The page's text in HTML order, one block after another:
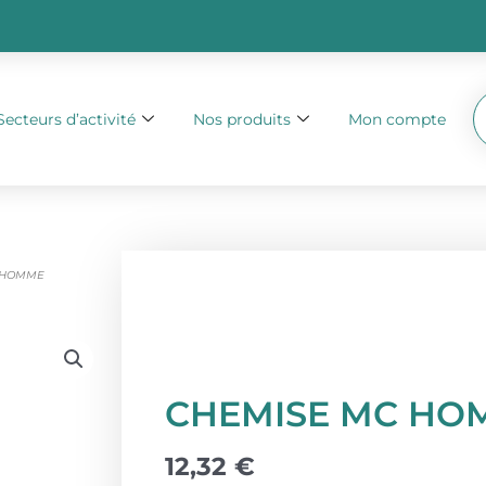
d’activité Nos produits Mon compte
CHEMISE MC
12,32 €